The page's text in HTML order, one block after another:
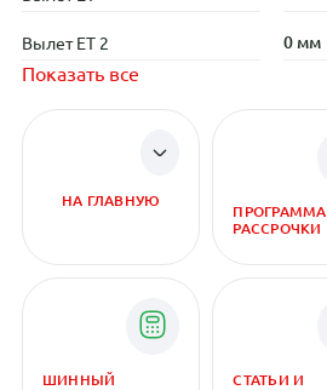
Вылет ET 2 0 мм
Показать все
НА ГЛАВНУЮ
ПРОГРАММА
РАССРОЧКИ
ШИННЫЙ
СТАТЬИ И